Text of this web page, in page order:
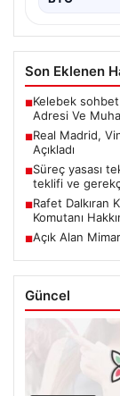
Son Eklenen
■Kelebek
Adresi Ve
■Real Madrid,
Açıkladı
■Süreç yasası
teklifi ve
■Rafet Dalkıran
Komutanı
■Açık Alan
Güncel